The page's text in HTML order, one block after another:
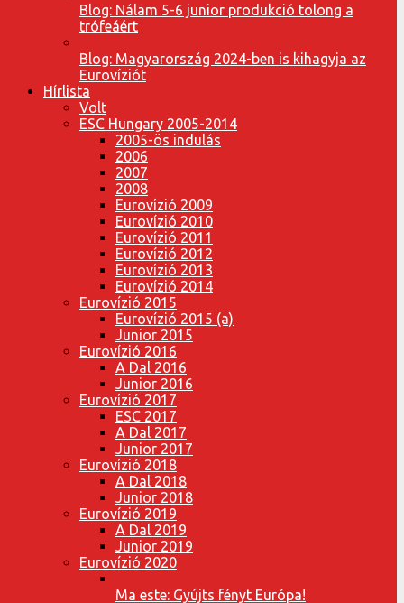
Blog: Nálam 5-6 junior produkció tolong a
trófeáért
Blog: Magyarország 2024-ben is kihagyja az
Eurovíziót
Hírlista
Volt
ESC Hungary 2005-2014
2005-ös indulás
2006
2007
2008
Eurovízió 2009
Eurovízió 2010
Eurovízió 2011
Eurovízió 2012
Eurovízió 2013
Eurovízió 2014
Eurovízió 2015
Eurovízió 2015 (a)
Junior 2015
Eurovízió 2016
A Dal 2016
Junior 2016
Eurovízió 2017
ESC 2017
A Dal 2017
Junior 2017
Eurovízió 2018
A Dal 2018
Junior 2018
Eurovízió 2019
A Dal 2019
Junior 2019
Eurovízió 2020
Ma este: Gyújts fényt Európa!